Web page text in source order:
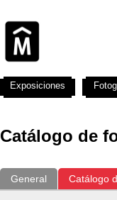
Catálogo de
General Catálogo
Exposiciones